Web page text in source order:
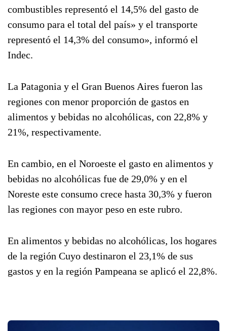
combustibles representó el 14,5% del gasto de
consumo para el total del país» y el transporte
representó el 14,3% del consumo», informó el
Indec.
La Patagonia y el Gran Buenos Aires fueron las
regiones con menor proporción de gastos en
alimentos y bebidas no alcohólicas, con 22,8% y
21%, respectivamente.
En cambio, en el Noroeste el gasto en alimentos y
bebidas no alcohólicas fue de 29,0% y en el
Noreste este consumo crece hasta 30,3% y fueron
las regiones con mayor peso en este rubro.
En alimentos y bebidas no alcohólicas, los hogares
de la región Cuyo destinaron el 23,1% de sus
gastos y en la región Pampeana se aplicó el 22,8%.